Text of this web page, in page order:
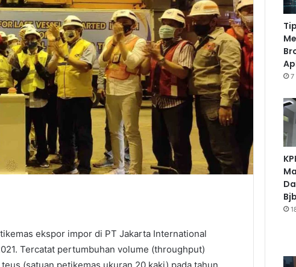
ekspor impor di PT Jakarta International
Tercatat pertumbuhan volume (throughput)
7